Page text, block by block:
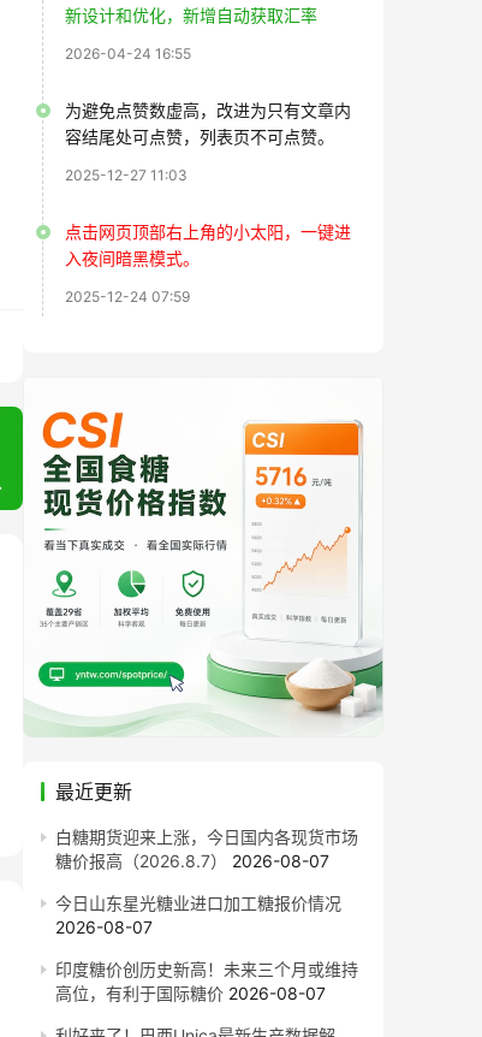
新设计和优化，新增自动获取汇率
2026-04-24 16:55
为避免点赞数虚高，改进为只有文章内
容结尾处可点赞，列表页不可点赞。
2025-12-27 11:03
点击网页顶部右上角的小太阳，一键进
入夜间暗黑模式。
2025-12-24 07:59
最近更新
白糖期货迎来上涨，今日国内各现货市场
糖价报高（2026.8.7）
2026-08-07
今日山东星光糖业进口加工糖报价情况
2026-08-07
印度糖价创历史新高！未来三个月或维持
高位，有利于国际糖价 2026-08-07